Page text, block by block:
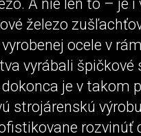
A nie len to – je i
železo
ocele v
vyrábali špičkové
dokonca je v takom
strojárenskú
rozvinúť